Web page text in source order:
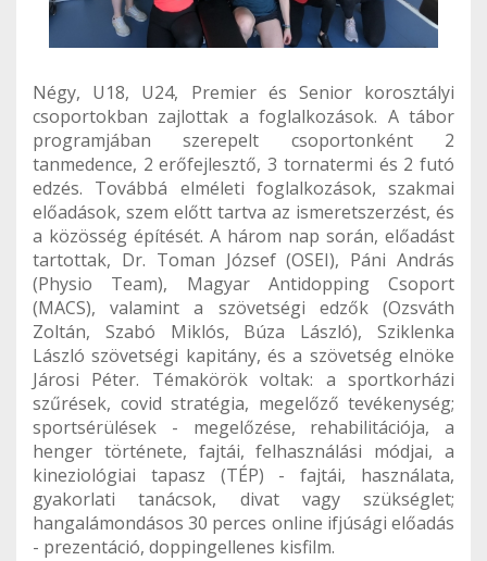
Négy, U18, U24, Premier és Senior korosztályi
csoportokban zajlottak a foglalkozások. A tábor
programjában szerepelt csoportonként 2
tanmedence, 2 erőfejlesztő, 3 tornatermi és 2 futó
edzés. Továbbá elméleti foglalkozások, szakmai
előadások, szem előtt tartva az ismeretszerzést, és
a közösség építését. A három nap során, előadást
tartottak, Dr. Toman József (OSEI), Páni András
(Physio Team), Magyar Antidopping Csoport
(MACS), valamint a szövetségi edzők (Ozsváth
Zoltán, Szabó Miklós, Búza László), Sziklenka
László szövetségi kapitány, és a szövetség elnöke
Járosi Péter. Témakörök voltak: a sportkorházi
szűrések, covid stratégia, megelőző tevékenység;
sportsérülések - megelőzése, rehabilitációja, a
henger története, fajtái, felhasználási módjai, a
kineziológiai tapasz (TÉP) - fajtái, használata,
gyakorlati tanácsok, divat vagy szükséglet;
hangalámondásos 30 perces online ifjúsági előadás
- prezentáció, doppingellenes kisfilm.